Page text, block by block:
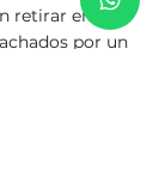
retirar en
por un